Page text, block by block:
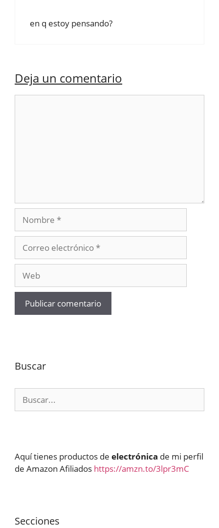
en q estoy pensando?
Deja un comentario
Nombre
electrónico
Buscar
Aquí tienes productos de electrónica de mi perfil
de Amazon Afiliados https://amzn.to/3lpr3mC
Secciones